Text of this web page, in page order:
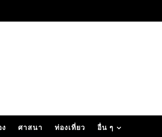
ศาสนา ท่องเที่ยว อื่น ๆ